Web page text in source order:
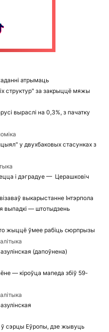
атрымаць
структур" за закрыццё мяжы
выраслі на 0,3%, з пачатку
у двухбаковых стасунках з
і дэградуе — Церашковіч
выкарыстанне Інтэрпола
выпадкі — штотыдзень
жыццё ўмее рабіць сюрпрызы
(дапоўнена)
— кіроўца мапеда збіў 59-
сэрцы Еўропы, дзе жывуць